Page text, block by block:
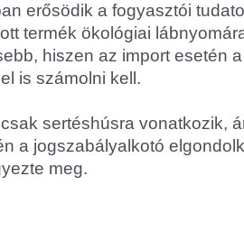
erősödik a fogyasztói
termék ökológiai
hiszen az import esetén
is számolni kell.
sertéshúsra vonatkozik,
a jogszabályalkotó
meg.